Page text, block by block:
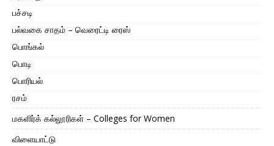
பச்சடி
பல்வகை சாதம் – வெரைட்டி ரைஸ்
பொங்கல்
பொடி
பொரியல்
ரசம்
மகளிர்க் கல்லூரிகள் – Colleges for Women
விளையாட்டு